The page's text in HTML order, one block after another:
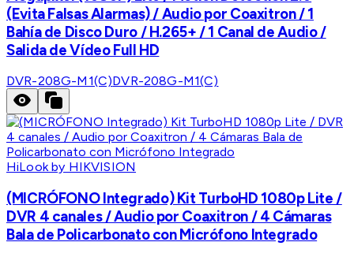
(Evita Falsas Alarmas) / Audio por Coaxitron / 1
Bahía de Disco Duro / H.265+ / 1 Canal de Audio /
Salida de Vídeo Full HD
DVR-208G-M1(C)DVR-208G-M1(C)
HiLook by HIKVISION
(MICRÓFONO Integrado) Kit TurboHD 1080p Lite /
DVR 4 canales / Audio por Coaxitron / 4 Cámaras
Bala de Policarbonato con Micrófono Integrado